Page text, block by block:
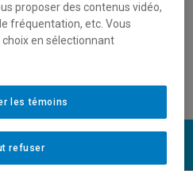
pour enseigner au
secondaire ou en formation
d’un métier) au Québec,
proposer des contenus vidéo,
fréquentation, etc. Vous
en sélectionnant
refuser
les témoins